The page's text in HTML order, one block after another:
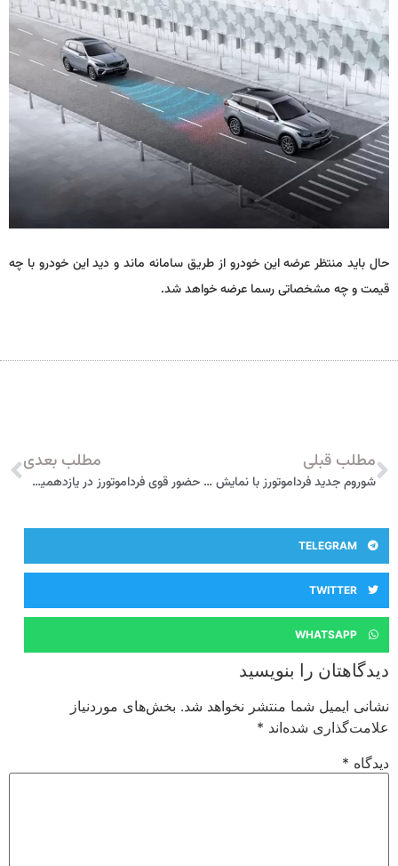
حال باید منتظر عرضه این خودرو از طریق سامانه ماند و دید این خودرو با چه
قیمت و چه مشخصاتی رسما عرضه خواهد شد.
مطلب قبلی
شوروم جدید فرداموتورز با نمایش جدیدترین خودرو وارداتی کشور افتتاح شد
مطلب بعدی
حضور قوی فرداموتورز در یازدهمین نمایشگاه خودرو و صنایع وابسته زاهدان
TELEGRAM
TWITTER
WHATSAPP
دیدگاهتان را بنویسید
نشانی ایمیل شما منتشر نخواهد شد. بخش‌های موردنیاز
علامت‌گذاری شده‌اند*
دیدگاه*